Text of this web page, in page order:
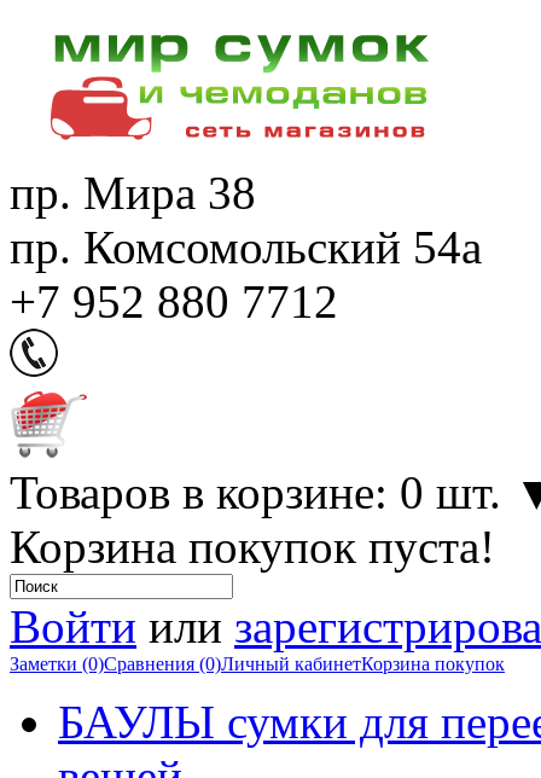
пр. Мира 38
пр. Комсомольский 54а
+7 952 880 7712
Товаров в корзине: 0 шт.
Корзина покупок пуста!
Войти или
Заметки (0)Сравнения (0)Личный кабинетКорзина покупок
БАУЛЫ сумки для